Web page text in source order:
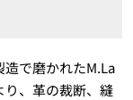
造で磨かれたM.La
、革の裁断、縫